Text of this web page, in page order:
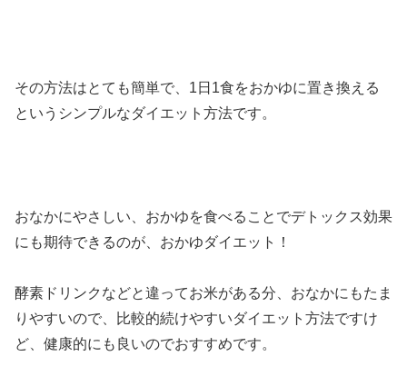
その方法はとても簡単で、1日1食をおかゆに置き換える
というシンプルなダイエット方法です。
おなかにやさしい、おかゆを食べることでデトックス効果
にも期待できるのが、おかゆダイエット！
酵素ドリンクなどと違ってお米がある分、おなかにもたま
りやすいので、比較的続けやすいダイエット方法ですけ
ど、健康的にも良いのでおすすめです。